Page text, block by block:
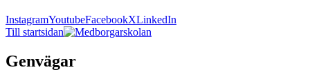
InstagramYoutubeFacebookXLinkedIn
Till startsidan
Genvägar